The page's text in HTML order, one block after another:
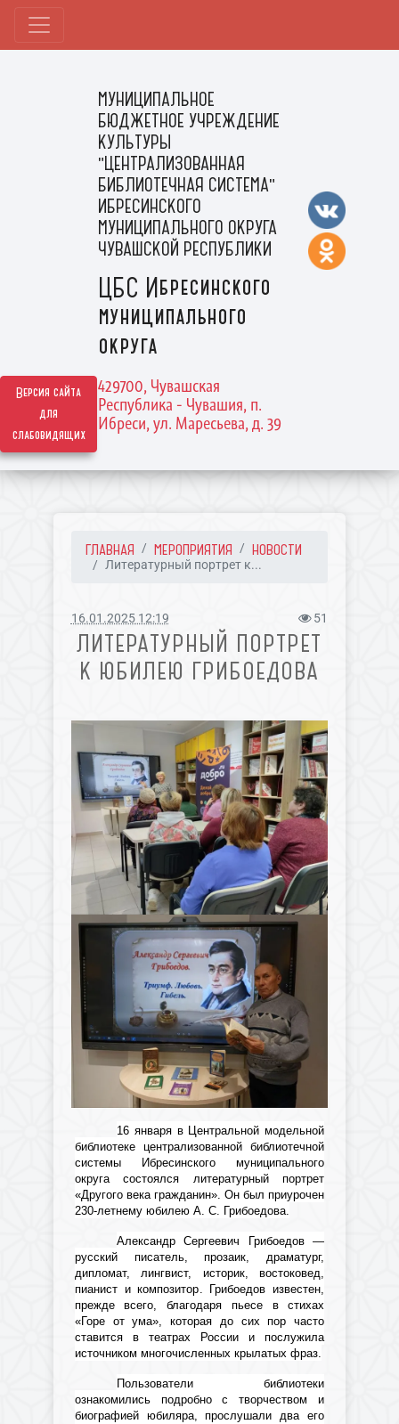
Версия сайта
для
слабовидящих
МУНИЦИПАЛЬНОЕ
БЮДЖЕТНОЕ УЧРЕЖДЕНИЕ
КУЛЬТУРЫ
"ЦЕНТРАЛИЗОВАННАЯ
БИБЛИОТЕЧНАЯ СИСТЕМА"
ИБРЕСИНСКОГО
МУНИЦИПАЛЬНОГО ОКРУГА
ЧУВАШСКОЙ РЕСПУБЛИКИ
ЦБС Ибресинского
муниципального
округа
429700, Чувашская
Республика - Чувашия, п.
Ибреси, ул. Маресьева, д. 39
ГЛАВНАЯ МЕРОПРИЯТИЯ НОВОСТИ
Литературный портрет к...
16.01.2025 12:19 51
ЛИТЕРАТУРНЫЙ ПОРТРЕТ
К ЮБИЛЕЮ ГРИБОЕДОВА
16 января в Центральной модельной
библиотеке централизованной библиотечной
системы Ибресинского муниципального
округа состоялся литературный портрет
«Другого века гражданин». Он был приурочен
230-летнему юбилею А. С. Грибоедова.
Александр Сергеевич Грибоедов—
русский писатель, прозаик, драматург,
дипломат, лингвист, историк, востоковед,
пианист и композитор. Грибоедов известен,
прежде всего, благодаря пьесе в стихах
«Горе от ума», которая до сих пор часто
ставится в театрах России и послужила
источником многочисленных крылатых фраз.
Пользователи библиотеки
ознакомились подробно с творчеством и
биографией юбиляра, прослушали два его